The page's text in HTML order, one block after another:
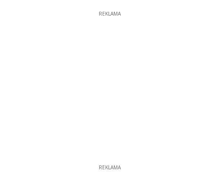
REKLAMA
REKLAMA